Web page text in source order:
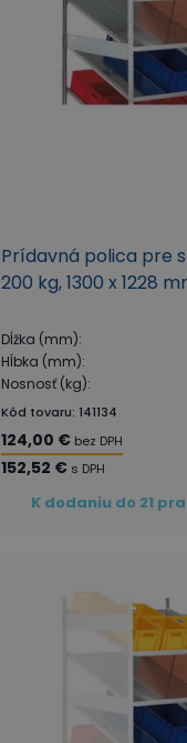
Prídavná polica pre
200 kg, 1300 x 1228
Dĺžka (mm):
Hĺbka (mm):
Nosnosť (kg):
Kód tovaru: 141134
124,00 € bez DPH
152,52 € s DPH
K dodaniu do 21